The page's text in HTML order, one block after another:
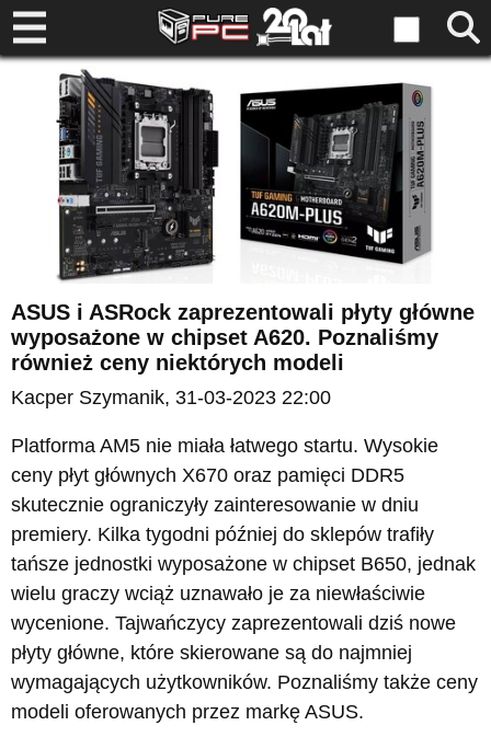
ASUS i ASRock zaprezentowali płyty główne
wyposażone w chipset A620. Poznaliśmy
również ceny niektórych modeli
Kacper Szymanik, 31-03-2023 22:00
Platforma AM5 nie miała łatwego startu. Wysokie
ceny płyt głównych X670 oraz pamięci DDR5
skutecznie ograniczyły zainteresowanie w dniu
premiery. Kilka tygodni później do sklepów trafiły
tańsze jednostki wyposażone w chipset B650, jednak
wielu graczy wciąż uznawało je za niewłaściwie
wycenione. Tajwańczycy zaprezentowali dziś nowe
płyty główne, które skierowane są do najmniej
wymagających użytkowników. Poznaliśmy także ceny
modeli oferowanych przez markę ASUS.